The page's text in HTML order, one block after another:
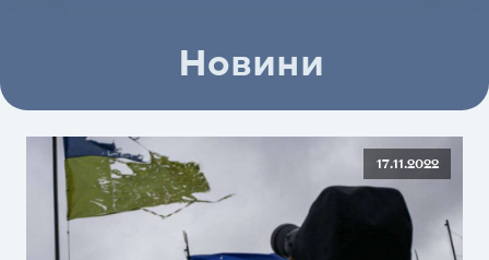
Новини
17.11.2022